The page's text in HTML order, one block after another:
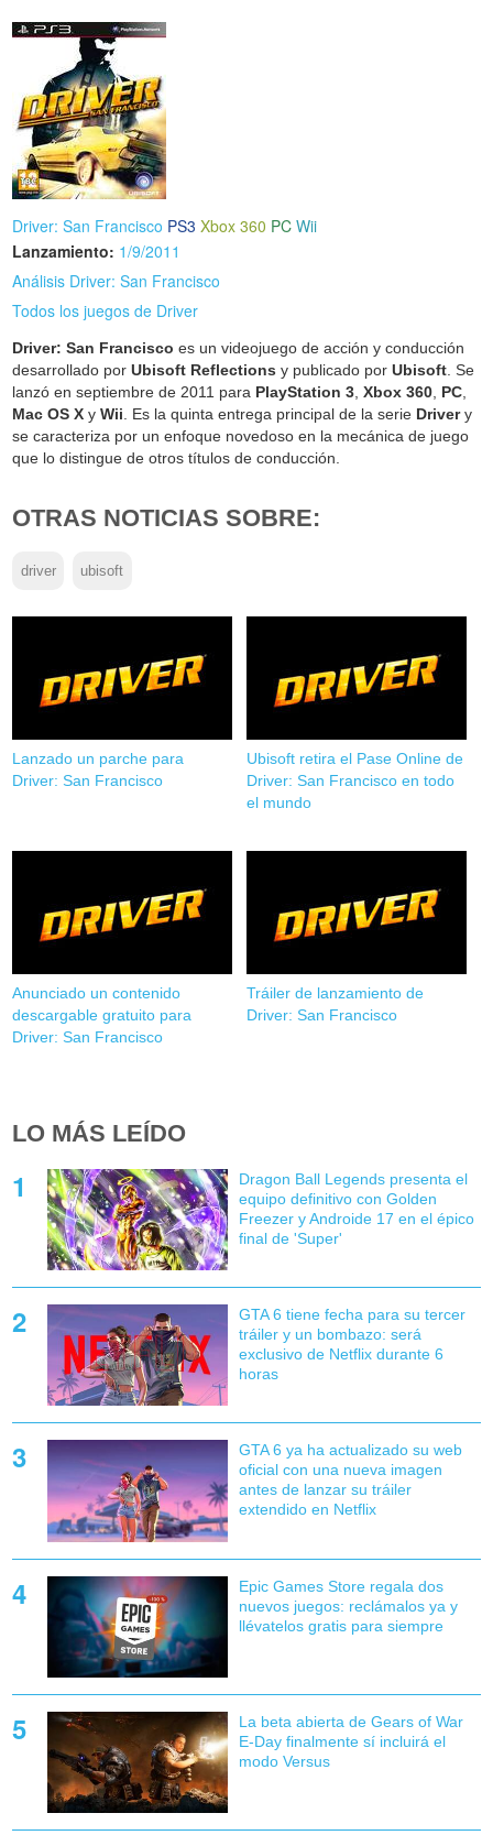
Driver: San Francisco PS3 Xbox 360 PC Wii
Lanzamiento: 1/9/2011
Análisis Driver: San Francisco
Todos los juegos de Driver
Driver: San Francisco es un videojuego de acción y conducción
desarrollado porUbisoft Reflections y publicado porUbisoft . Se
lanzó en septiembre de 2011 para PlayStation 3 ,Xbox 360 PC
Mac OS X yWii . Es la quinta entrega principal de la serie Drivery
se caracteriza por un enfoque novedoso en la mecánica de juego
que lo distingue de otros títulos de conducción.
OTRAS NOTICIAS SOBRE:
driver ubisoft
Lanzado un parche para
Driver: San Francisco
Ubisoft retira el Pase Online de
Driver: San Francisco en todo
el mundo
Anunciado un contenido
descargable gratuito para
Driver: San Francisco
Tráiler de lanzamiento de
Driver: San Francisco
LO MÁS LEÍDO
Dragon Ball Legends presenta el
equipo definitivo con Golden
Freezer y Androide 17 en el épico
final de 'Super'
GTA 6 tiene fecha para su tercer
tráiler y un bombazo: será
exclusivo de Netflix durante 6
horas
GTA 6 ya ha actualizado su web
oficial con una nueva imagen
antes de lanzar su tráiler
extendido en Netflix
Epic Games Store regala dos
nuevos juegos: reclámalos ya y
llévatelos gratis para siempre
La beta abierta de Gears of War
E-Day finalmente sí incluirá el
modo Versus